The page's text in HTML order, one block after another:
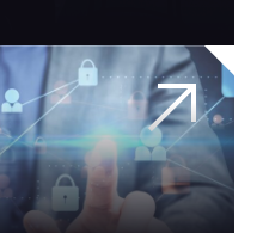
Veiligheid voorop in een